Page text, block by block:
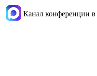
Канал конференции в